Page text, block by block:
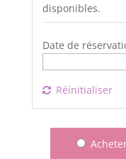
disponibles.
Date de
Réinitialiser